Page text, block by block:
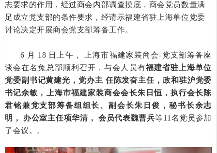
志要求的作用，经过商会内部调查摸底，商会党员数量满
足成立党支部的条件要求，经请示福建省驻上海单位党委
讨论决定开展商会党支部筹备工作。
6 月 18 日上午， 上海市福建家装商会-党支部筹备座
谈会在名兔总部顺利召开，与会人员有福建省驻上海单位
党委副书记黄建光，党办主 任陈发奋主任，政和驻沪党委
书记佘敏，上海市福建家装商会会长朱日恒，执行会长陈
君铭兼党支部筹备组组长、副会长朱日俊，秘书长余志
明，
办公室主任项华清， 会员代表魏曹兵等11名党员参加
了会议。。